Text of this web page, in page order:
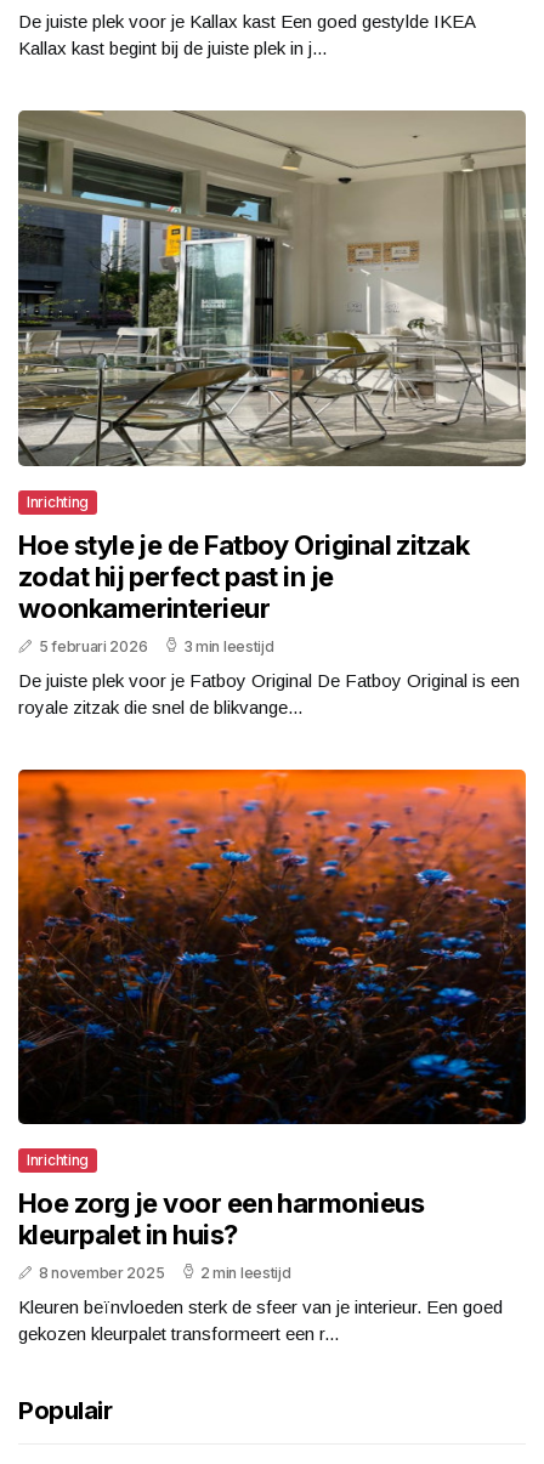
De juiste plek voor je Kallax kast Een goed gestylde IKEA
Kallax kast begint bij de juiste plek in j...
Inrichting
Hoe style je de Fatboy Original zitzak
zodat hij perfect past in je
woonkamerinterieur
5 februari 2026 3 min leestijd
De juiste plek voor je Fatboy Original De Fatboy Original is een
royale zitzak die snel de blikvange...
Inrichting
Hoe zorg je voor een harmonieus
kleurpalet in huis?
8 november 2025 2 min leestijd
Kleuren beïnvloeden sterk de sfeer van je interieur. Een goed
gekozen kleurpalet transformeert een r...
Populair